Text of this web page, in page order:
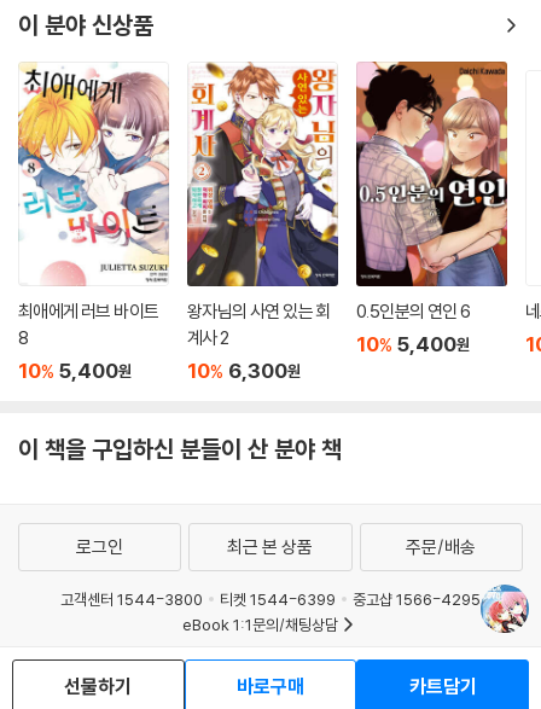
이 분야 신상품
최애에게 러브 바이트
8
10% 5,400원
왕자님의 사연 있는 회
계사 2
10% 6,300원
0.5인분의 연인 6
10% 5,400원
이 책을 구입하신 분들이 산 분야 책
선물하기 바로구매 카트담기
로그인 최근 본 상품 주문/배송
고객센터 1544-3800 티켓 1544-6399
중고샵 1566-4295
eBook 1:1문의/채팅상담
예스이십사(주) 사업자 정보
이용약관
개인정보처리방침 청소년보호정책